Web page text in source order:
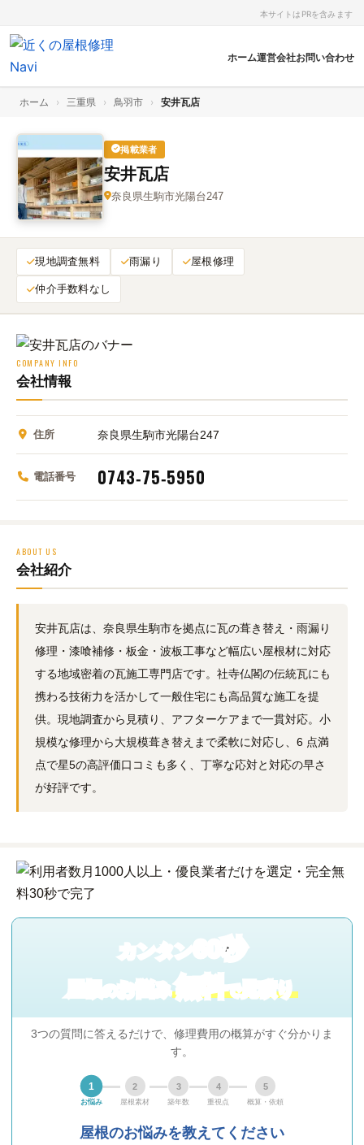
本サイトはPRを含みます
ホーム運営会社お問い合わせ
ホーム › 三重県 › 鳥羽市 › 安井瓦店
掲載業者
安井瓦店
奈良県生駒市光陽台247
現地調査無料 雨漏り 屋根修理
仲介手数料なし
COMPANY INFO
会社情報
住所 奈良県生駒市光陽台247
電話番号 0743‑75‑5950
ABOUT US
会社紹介
安井瓦店は、奈良県生駒市を拠点に瓦の葺き替え・雨漏り
修理・漆喰補修・板金・波板工事など幅広い屋根材に対応
する地域密着の瓦施工専門店です。社寺仏閣の伝統瓦にも
携わる技術力を活かして一般住宅にも高品質な施工を提
供。現地調査から見積り、アフターケアまで一貫対応。小
規模な修理から大規模葺き替えまで柔軟に対応し、6 点満
点で星5の高評価口コミも多く、丁寧な応対と対応の早さ
が好評です。
カンタン60秒
屋根 の お悩み無料で見積り
3つの質問に答えるだけで、修理費用の概算がすぐ分かりま
す。
1
お悩み
2
屋根素材
3
築年数
4
重視点
5
概算・依頼
屋根のお悩みを教えてください